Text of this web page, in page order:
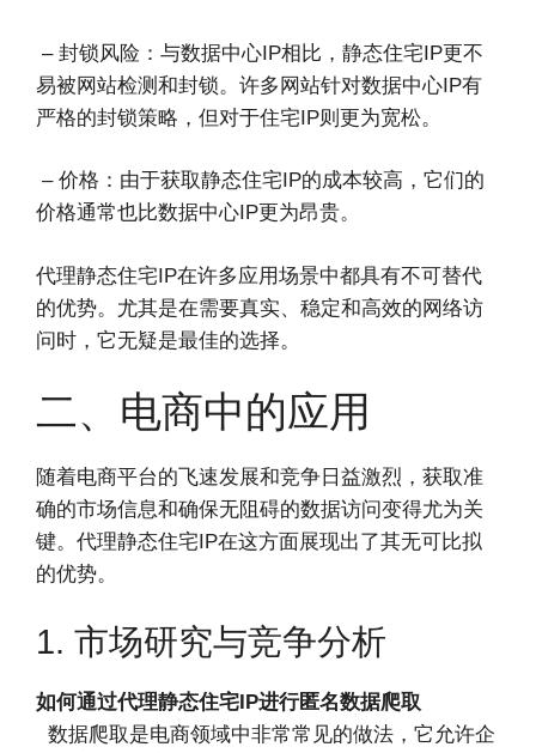
– 封锁风险：与数据中心IP相比，静态住宅IP更不
易被网站检测和封锁。许多网站针对数据中心IP有
严格的封锁策略，但对于住宅IP则更为宽松。
– 价格：由于获取静态住宅IP的成本较高，它们的
价格通常也比数据中心IP更为昂贵。
代理静态住宅IP在许多应用场景中都具有不可替代
的优势。尤其是在需要真实、稳定和高效的网络访
问时，它无疑是最佳的选择。
二、电商中的应用
随着电商平台的飞速发展和竞争日益激烈，获取准
确的市场信息和确保无阻碍的数据访问变得尤为关
键。代理静态住宅IP在这方面展现出了其无可比拟
的优势。
1. 市场研究与竞争分析
如何通过代理静态住宅IP进行匿名数据爬取
数据爬取是电商领域中非常常见的做法，它允许企